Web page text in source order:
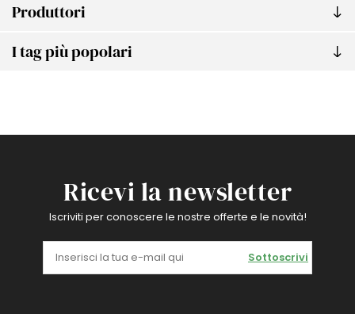
Produttori
I tag più popolari
Ricevi la newsletter
Iscriviti per conoscere le nostre offerte e le novità!
Sottoscrivi